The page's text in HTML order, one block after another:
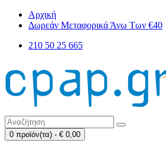
Αρχική
Δωρεάν Μεταφορικά Άνω Των €40
210 50 25 665
0 προϊόν(τα) - € 0,00